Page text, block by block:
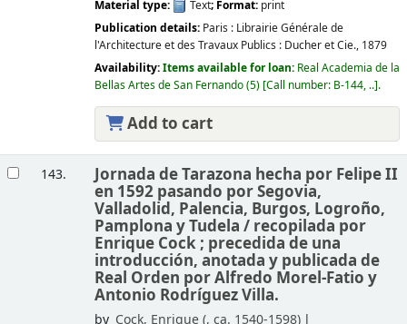
Material type:
Text; Format: print
Publication details: Paris : Librairie Générale de
l'Architecture et des Travaux Publics : Ducher et Cie., 1879
Availability:Items available for loan: Real Academia de la
Bellas Artes de San Fernando(5) Call number: B-144, .. .
Add to cart
143. Jornada de Tarazona hecha por Felipe II
en 1592 pasando por Segovia,
Valladolid, Palencia, Burgos, Logroño,
Pamplona y Tudela / recopilada por
Enrique Cock ; precedida de una
introducción, anotada y publicada de
Real Orden por Alfredo Morel-Fatio y
Antonio Rodríguez Villa.